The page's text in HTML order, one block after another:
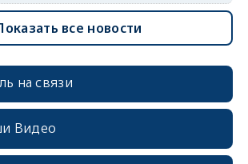
все новости
на связи
Видео